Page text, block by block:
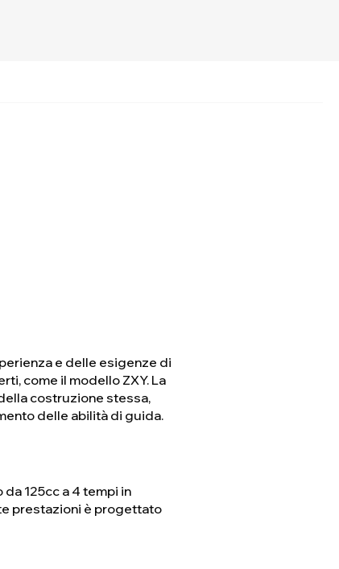
e delle esigenze di
come il modello ZXY. La
costruzione stessa,
delle abilità di guida.
125cc a 4 tempi in
prestazioni è progettato